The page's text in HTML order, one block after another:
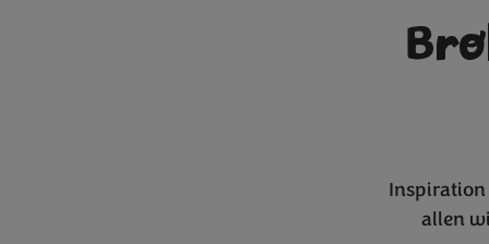
Inspiration
allen